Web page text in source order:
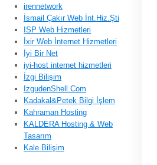
irennetwork
İsmail Çakır Web İnt.Hiz.Şti
ISP Web Hizmetleri
İxir Web İnternet Hizmetleri
İyi Bir Net
iyi-host internet hizmetleri
İzgi Bilişim
IzgudenShell.Com
Kadakal&Petek Bilgi İşlem
Kahraman Hosting
KALDERA Hosting & Web
Tasarım
Kale Bilişim